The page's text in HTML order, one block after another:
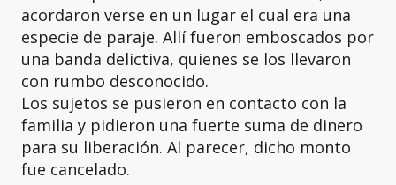
acordaron verse en un lugar el cual era una
especie de paraje. Allí fueron emboscados por
una banda delictiva, quienes se los llevaron
con rumbo desconocido.
Los sujetos se pusieron en contacto con la
familia y pidieron una fuerte suma de dinero
para su liberación. Al parecer, dicho monto
fue cancelado.